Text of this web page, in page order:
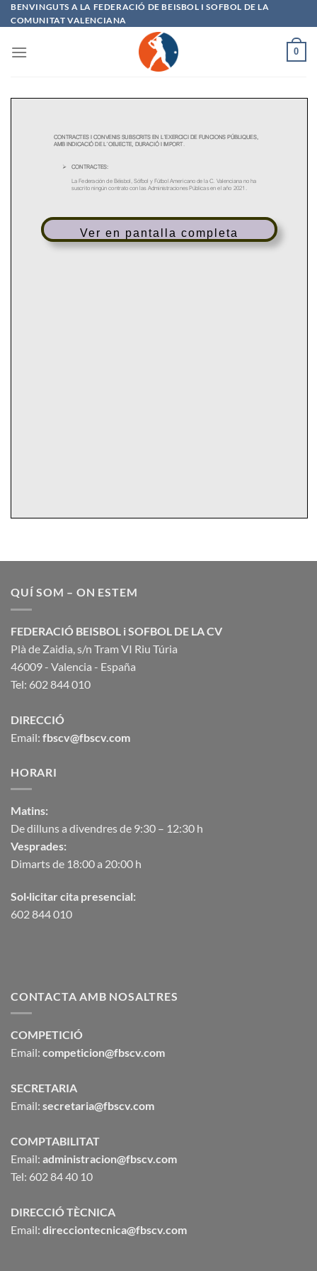
Saltar
al
BENVINGUTS A LA FEDERACIÓ DE BEISBOL I SOFBOL DE LA
COMUNITAT VALENCIANA
0
Ver en pantalla completa
QUÍ SOM – ON ESTEM
FEDERACIÓ BEISBOL i SOFBOL DE LA CV
Plà de Zaidia, s/n Tram VI Riu Túria
46009 - Valencia - España
Tel: 602 844 010
DIRECCIÓ
Email: fbscv@fbscv.com
HORARI
Matins:
De dilluns a divendres de 9:30 – 12:30 h
Vesprades:
Dimarts de 18:00 a 20:00 h
Sol·licitar cita presencial:
602 844 010
CONTACTA AMB NOSALTRES
COMPETICIÓ
Email: competicion@fbscv.com
SECRETARIA
Email: secretaria@fbscv.com
COMPTABILITAT
Email: administracion@fbscv.com
Tel: 602 84 40 10
DIRECCIÓ TÈCNICA
Email: direcciontecnica@fbscv.com